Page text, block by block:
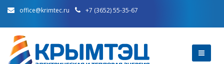
office@krimtec.ru +7 (3652) 55-35-67